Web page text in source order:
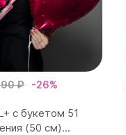
₽ -26%
с букетом 51
(50 см)...